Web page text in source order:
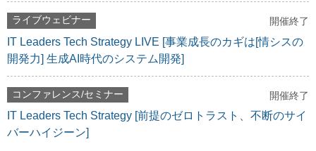
ライブウェビナー 開催終了
IT Leaders Tech Strategy LIVE [事業成長のカギは[情シスの
開発力] 生成AI時代のシステム開発]
コンファレンス/セミナー 開催終了
IT Leaders Tech Strategy [前提のゼロトラスト、不断のサイ
バーハイジーン]